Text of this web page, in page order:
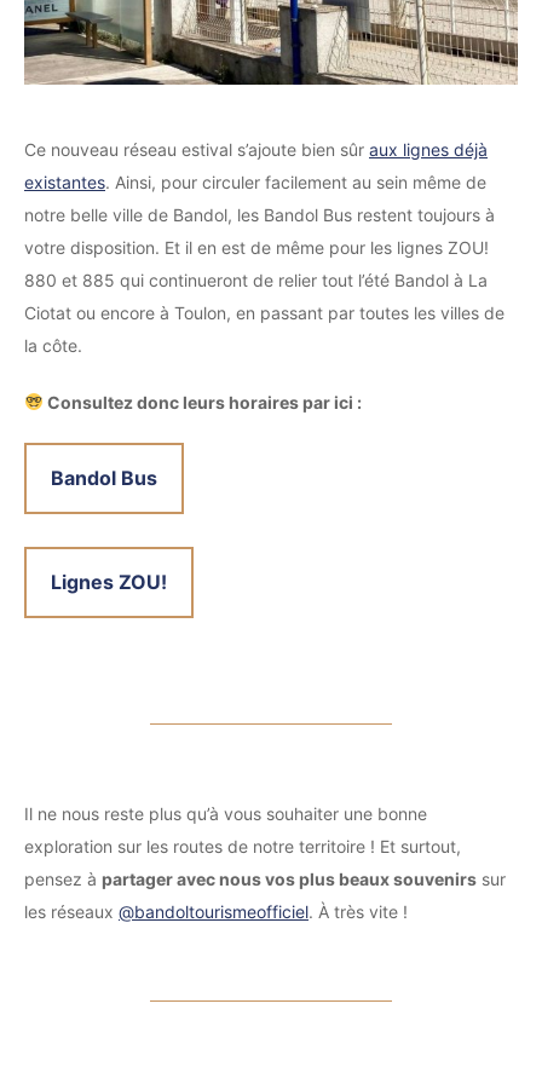
Ce nouveau réseau estival s’ajoute bien sûr aux lignes déjà
existantes. Ainsi, pour circuler facilement au sein même de
notre belle ville de Bandol, les Bandol Bus restent toujours à
votre disposition. Et il en est de même pour les lignes ZOU!
880 et 885 qui continueront de relier tout l’été Bandol à La
Ciotat ou encore à Toulon, en passant par toutes les villes de
la côte.
Consultez donc leurs horaires par ici :
Bandol Bus
Lignes ZOU!
Il ne nous reste plus qu’à vous souhaiter une bonne
exploration sur les routes de notre territoire ! Et surtout,
pensez à partager avec nous vos plus beaux souvenirs sur
les réseaux @bandoltourismeofficiel. À très vite !